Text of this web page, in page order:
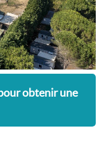
obtenir une